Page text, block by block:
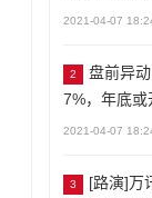
2021-04-07
2
盘前异
7%，年底或
2021-04-07
3
[路演]万